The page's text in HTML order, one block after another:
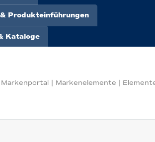
Produkteinführungen
Kataloge
Markenportal | Markenelemente |